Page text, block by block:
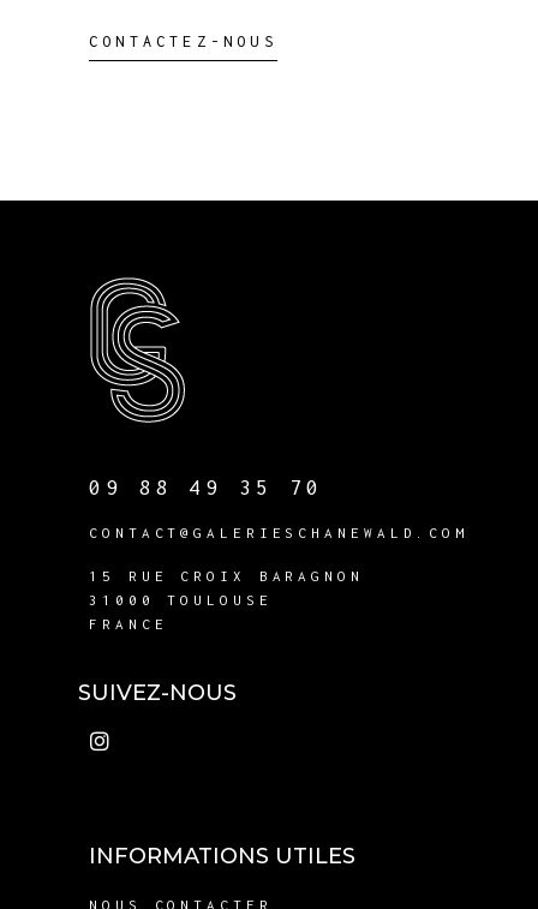
CONTACTEZ-NOUS
09 88 49 35 70
CONTACT@GALERIESCHANEWALD.COM
15 RUE CROIX BARAGNON
31000 TOULOUSE
FRANCE
SUIVEZ-NOUS
INFORMATIONS UTILES
NOUS CONTACTER